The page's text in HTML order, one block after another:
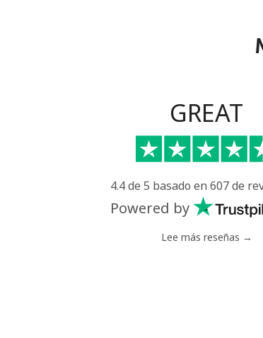
GREAT
4.4 de 5 basado en 607 de
Powered by
Lee más reseñas →